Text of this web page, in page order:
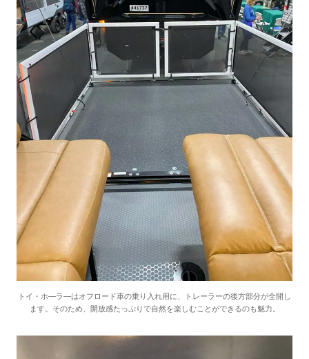
トイ・ホ―ラ―はオフロード車の乗り入れ用に、トレーラーの後方部分が全開し
ます。そのため、開放感たっぷりで自然を楽しむことができるのも魅力。